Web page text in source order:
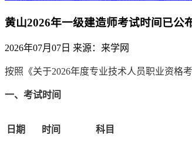
黄山2026年一级建造师考试时间已公布
2026年07月07日 来源：来学网
按照《关于2026年度专业技术人员职业资格
一、考试时间
日期 时间 科目